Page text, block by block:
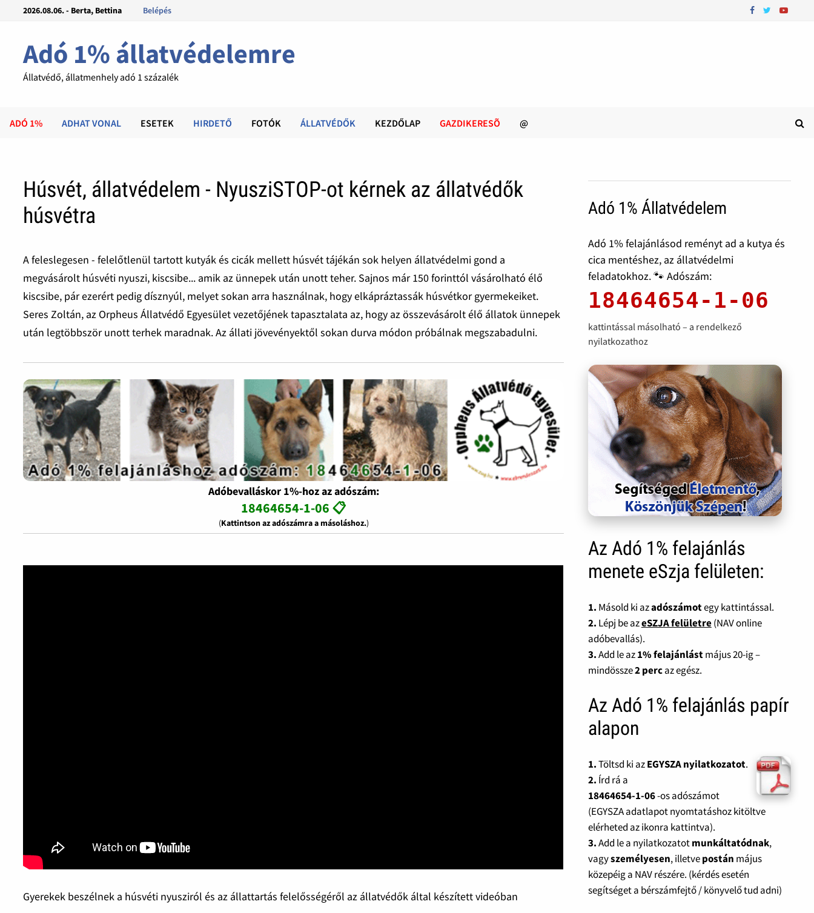
2026.08.06. - Berta, Bettina Belépés
Adó 1% állatvédelemre
Állatvédő, állatmenhely adó 1 százalék
ADÓ 1% ADHAT VONAL ESETEK HIRDETŐ FOTÓK ÁLLATVÉDŐK KEZDŐLAP GAZDIKERESÕ @
Húsvét, állatvédelem - NyusziSTOP-ot kérnek az állatvédők
húsvétra
A feleslegesen - felelőtlenül tartott kutyák és cicák mellett húsvét tájékán sok helyen állatvédelmi gond a
megvásárolt húsvéti nyuszi, kiscsibe... amik az ünnepek után unott teher. Sajnos már 150 forinttól vásárolható élő
kiscsibe, pár ezerért pedig dísznyúl, melyet sokan arra használnak, hogy elkápráztassák húsvétkor gyermekeiket.
Seres Zoltán, az Orpheus Állatvédő Egyesület vezetőjének tapasztalata az, hogy az összevásárolt élő állatok ünnepek
után legtöbbször unott terhek maradnak. Az állati jövevényektől sokan durva módon próbálnak megszabadulni.
Adóbevalláskor 1%-hoz az adószám:
18464654-1-06 📋
(Kattintson az adószámra a másoláshoz.)
Gyerekek beszélnek a húsvéti nyusziról és az állattartás felelősségéről az állatvédők által készített videóban
Adó 1% Állatvédelem
Adó 1% felajánlásod reményt ad a kutya és
cica mentéshez, az állatvédelmi
feladatokhoz. 🐾 Adószám:
18464654-1-06
kattintással másolható – a rendelkező
nyilatkozathoz
Az Adó 1% felajánlás
menete eSzja felületen:
1. Másold ki azadószámotegy kattintással.
2. Lépj be azeSZJA felületre(NAV online
adóbevallás).
3.Add le az1% felajánlástmájus 20-ig –
mindössze2 percaz egész.
Az Adó 1% felajánlás papír
alapon
1.Töltsd ki azEGYSZA nyilatkozatot.
2. Írd rá a
18464654-1-06-os adószámot
(EGYSZA adatlapot nyomtatáshoz kitöltve
elérheted az ikonra kattintva).
3.Add le a nyilatkozatotmunkáltatódnak,
vagyszemélyesen, illetvepostán május
közepéig a NAV részére. (kérdés esetén
segítséget a bérszámfejtő / könyvelő tud adni)